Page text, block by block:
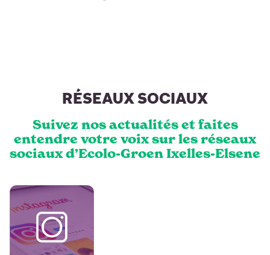
RÉSEAUX SOCIAUX
Suivez nos actualités et faites
entendre votre voix sur les réseaux
sociaux d’Ecolo-Groen Ixelles-Elsene